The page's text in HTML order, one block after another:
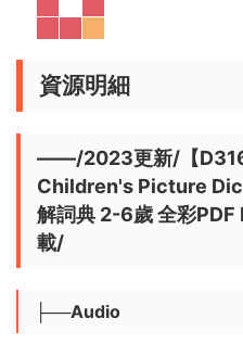
資源明細
——/2023更新/【
Children's Picture
解詞典 2-6歲 全彩PDF
載/
├──Audio